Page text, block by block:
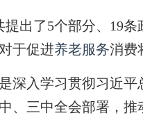
出了5个部分、19
于促进养老服务消费
入学习贯彻习近平
、三中全会部署，